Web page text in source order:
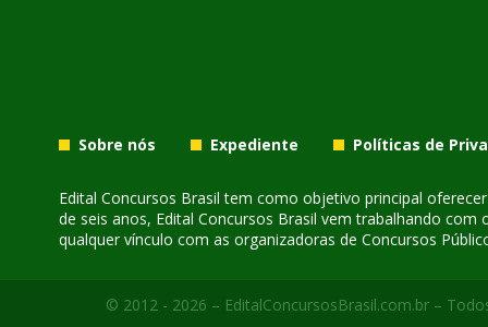
Sobre nós Expediente Políticas de
Edital Concursos Brasil tem como objetivo principal
de seis anos, Edital Concursos Brasil vem trabalhando
qualquer vínculo com as organizadoras de Concursos
© 2012 - 2026 – EditalConcursosBrasil.com.br –